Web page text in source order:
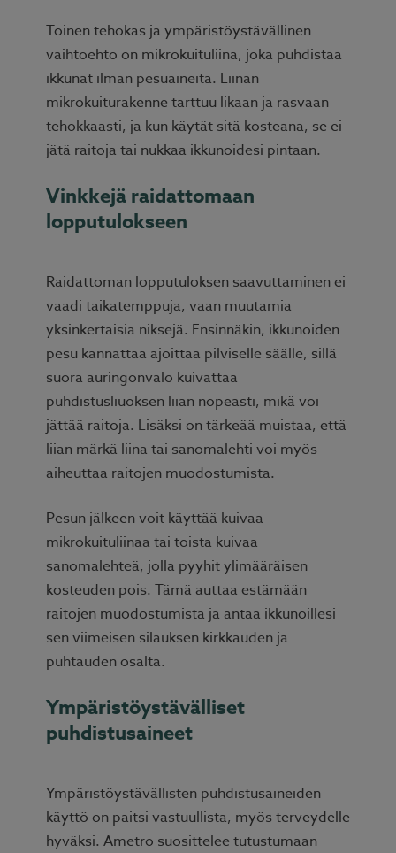
Toinen tehokas ja ympäristöystävällinen
vaihtoehto on mikrokuituliina, joka puhdistaa
ikkunat ilman pesuaineita. Liinan
mikrokuiturakenne tarttuu likaan ja rasvaan
tehokkaasti, ja kun käytät sitä kosteana, se ei
jätä raitoja tai nukkaa ikkunoidesi pintaan.
Vinkkejä raidattomaan
lopputulokseen
Raidattoman lopputuloksen saavuttaminen ei
vaadi taikatemppuja, vaan muutamia
yksinkertaisia niksejä. Ensinnäkin, ikkunoiden
pesu kannattaa ajoittaa pilviselle säälle, sillä
suora auringonvalo kuivattaa
puhdistusliuoksen liian nopeasti, mikä voi
jättää raitoja. Lisäksi on tärkeää muistaa, että
liian märkä liina tai sanomalehti voi myös
aiheuttaa raitojen muodostumista.
Pesun jälkeen voit käyttää kuivaa
mikrokuituliinaa tai toista kuivaa
sanomalehteä, jolla pyyhit ylimääräisen
kosteuden pois. Tämä auttaa estämään
raitojen muodostumista ja antaa ikkunoillesi
sen viimeisen silauksen kirkkauden ja
puhtauden osalta.
Ympäristöystävälliset
puhdistusaineet
Ympäristöystävällisten puhdistusaineiden
käyttö on paitsi vastuullista, myös terveydelle
hyväksi. Ametro suosittelee tutustumaan